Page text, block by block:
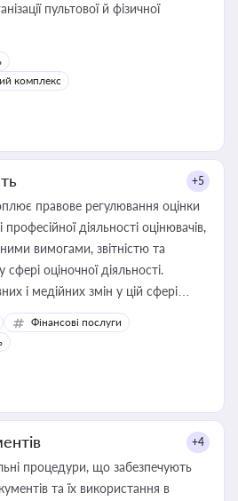
пультової й фізичної
комплекс
+5
правове регулювання оцінки
діяльності оцінювачів,
вимогами, звітністю та
оціночної діяльності.
і медійних змін у цій сфері
керівника, юриста або
приватизації, оренди
угод і перевірки
діяльності
Фінансові послуги
+4
процедури, що забезпечують
та їх використання в